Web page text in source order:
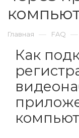
Главная — FAQ —
Как